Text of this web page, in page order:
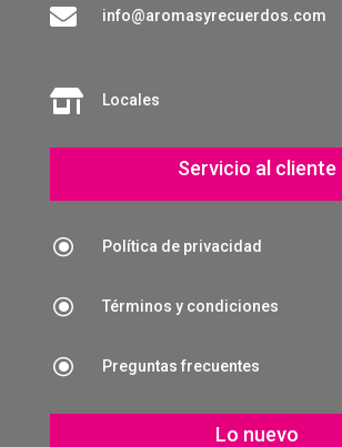
 info@aromasyrecuerdos.com
 Locales
Servicio al cliente
\ Política de privacidad
\ Términos y condiciones
\ Preguntas frecuentes
Lo nuevo